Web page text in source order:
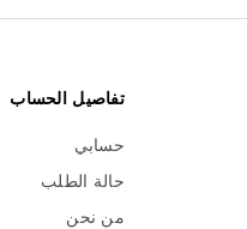
تفاصيل الحساب
حسابي
حالة الطلب
من نحن